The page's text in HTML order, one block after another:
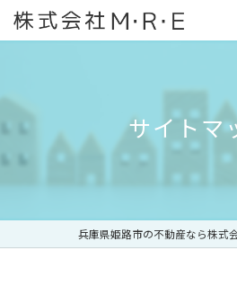
サイトマ
兵庫県姫路市の不動産なら株式